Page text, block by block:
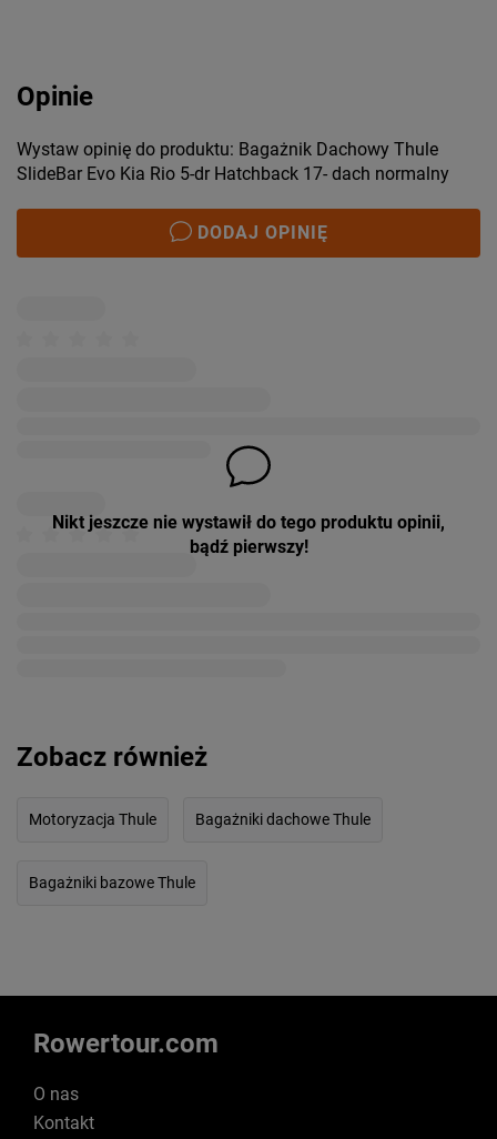
Opinie
Wystaw opinię do produktu: Bagażnik Dachowy Thule
SlideBar Evo Kia Rio 5-dr Hatchback 17- dach normalny
DODAJ OPINIĘ
Nikt jeszcze nie wystawił do tego produktu opinii,
bądź pierwszy!
Zobacz również
Motoryzacja Thule Bagażniki dachowe Thule
Bagażniki bazowe Thule
Rowertour.com
O nas
Kontakt